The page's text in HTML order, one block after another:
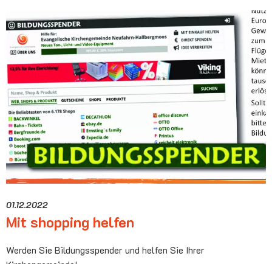
01.12.2022
Mit shopping helfen
Werden Sie Bildungsspender und helfen Sie Ihrer